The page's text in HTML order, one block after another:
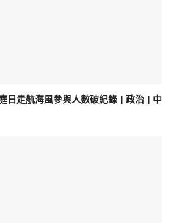
日走航海風參與人數破紀錄 | 政治 | 中